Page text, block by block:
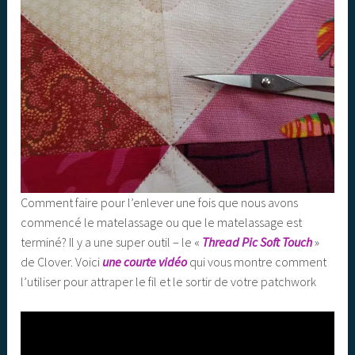
Comment faire pour l’enlever une fois que nous avons
commencé le matelassage ou que le matelassage est
terminé? Il y a une super outil – le « Thread Pic Soft Touch»
de Clover. Voici une courte vidéoqui vous montre comment
l’utiliser pour attraper le fil et le sortir de votre patchwork